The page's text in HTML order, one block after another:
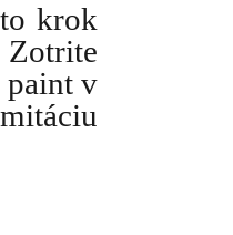
krok
paint v